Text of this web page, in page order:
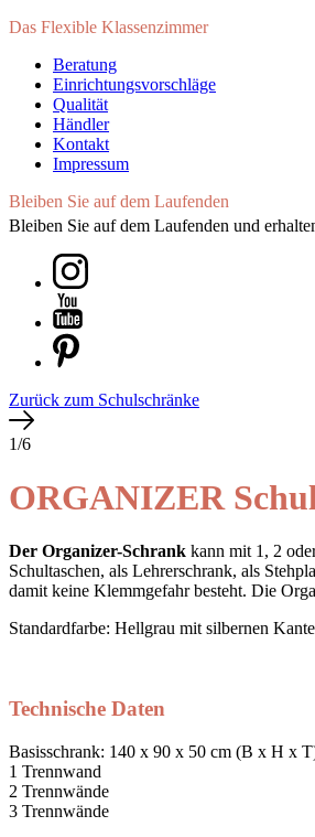
Das Flexible Klassenzimmer
Beratung
Einrichtungsvorschläge
Qualität
Händler
Kontakt
Impressum
Bleiben Sie auf dem Laufenden
Bleiben Sie auf dem Laufenden und
Zurück zum Schulschränke
1/6
ORGANIZER
Der Organizer-Schrank kann mit 1, 2
Schultaschen, als Lehrerschrank, als
damit keine Klemmgefahr besteht. Die
Standardfarbe: Hellgrau mit silbernen
Technische Daten
Basisschrank: 140 x 90 x 50 cm (B x H x
1 Trennwand
2 Trennwände
3 Trennwände